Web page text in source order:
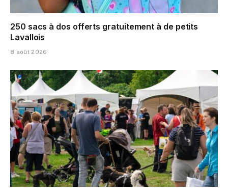
250 sacs à dos offerts gratuitement à de petits
Lavallois
8 août 2026